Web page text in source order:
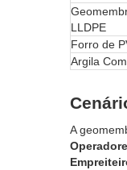
LLDPE
Forro de
Argila
A